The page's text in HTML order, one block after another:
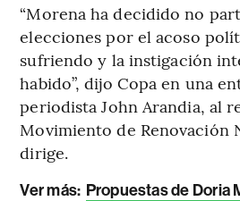
“Morena ha decidido no
elecciones por el acoso
sufriendo y la instigación
habido”, dijo Copa en una
periodista John Arandia, al
Movimiento de Renovación
dirige.
Ver más: Propuestas de Doria